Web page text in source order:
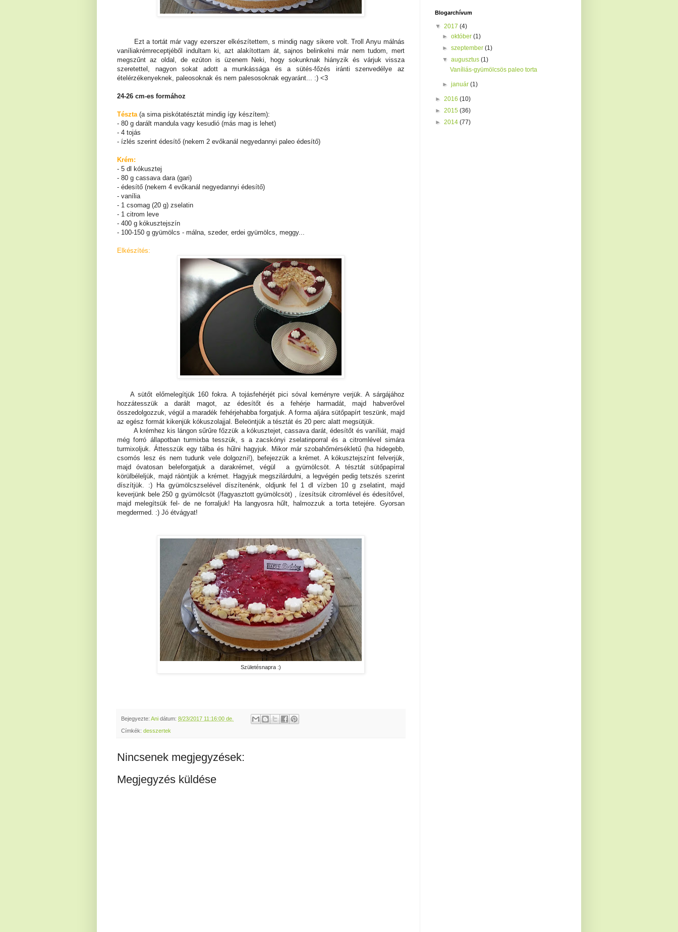
Ezt a tortát már vagy ezerszer elkészítettem, s mindig nagy sikere volt. Troll Anyu málnás
vaníliakrémreceptjéből indultam ki, azt alakítottam át, sajnos belinkelni már nem tudom, mert
megszűnt az oldal, de ezúton is üzenem Neki, hogy sokunknak hiányzik és várjuk vissza
szeretettel, nagyon sokat adott a munkássága és a sütés-főzés iránti szenvedélye az
ételérzékenyeknek, paleosoknak és nem palesosoknak egyaránt... :) <3
24-26 cm-es formához
Tészta (a sima piskótatésztát mindig így készítem):
- 80 g darált mandula vagy kesudió (más mag is lehet)
- 4 tojás
- ízlés szerint édesítő (nekem 2 evőkanál negyedannyi paleo édesítő)
Krém:
- 5 dl kókusztej
- 80 g cassava dara (gari)
- édesítő (nekem 4 evőkanál negyedannyi édesítő)
- vanília
- 1 csomag (20 g) zselatin
- 1 citrom leve
- 400 g kókusztejszín
- 100-150 g gyümölcs - málna, szeder, erdei gyümölcs, meggy...
Elkészítés:
A sütőt előmelegítjük 160 fokra. A tojásfehérjét pici sóval keményre verjük. A sárgájához
hozzátesszük a darált magot, az édesítőt és a fehérje harmadát, majd habverővel
összedolgozzuk, végül a maradék fehérjehabba forgatjuk. A forma aljára sütőpapírt teszünk, majd
az egész formát kikenjük kókuszolajjal. Beleöntjük a tésztát és 20 perc alatt megsütjük.
A krémhez kis lángon sűrűre főzzük a kókusztejet, cassava darát, édesítőt és vaníliát, majd
még forró állapotban turmixba tesszük, s a zacskónyi zselatinporral és a citromlével simára
turmixoljuk. Áttesszük egy tálba és hűlni hagyjuk. Mikor már szobahőmérsékletű (ha hidegebb,
csomós lesz és nem tudunk vele dolgozni!), befejezzük a krémet. A kókusztejszínt felverjük,
majd óvatosan beleforgatjuk a darakrémet, végül a gyümölcsöt. A tésztát sütőpapírral
körülbéleljük, majd ráöntjük a krémet. Hagyjuk megszilárdulni, a legvégén pedig tetszés szerint
díszítjük. :) Ha gyümölcszselével díszítenénk, oldjunk fel 1 dl vízben 10 g zselatint, majd
keverjünk bele 250 g gyümölcsöt (/fagyasztott gyümölcsöt) , ízesítsük citromlével és édesítővel,
majd melegítsük fel- de ne forraljuk! Ha langyosra hűlt, halmozzuk a torta tetejére. Gyorsan
megdermed. :) Jó étvágyat!
Születésnapra :)
Bejegyezte: Ani dátum: 8/23/2017 11:16:00 de.
Címkék: desszertek
Nincsenek megjegyzések:
Megjegyzés küldése
Blogarchívum
▼ 2017 (4)
►október(1)
►szeptember(1)
▼augusztus(1)
Vaníliás-gyümölcsös paleo torta
►január(1)
► 2016 (10)
► 2015 (36)
► 2014 (77)